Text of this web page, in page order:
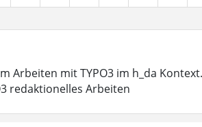
Arbeiten mit TYPO3 im h_da
redaktionelles Arbeiten